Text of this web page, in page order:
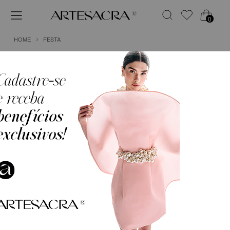
0
HOME FESTA